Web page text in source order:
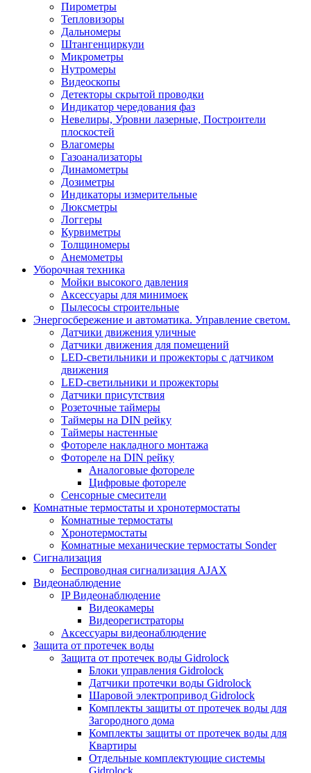
Пирометры
Тепловизоры
Дальномеры
Штангенциркули
Микрометры
Нутромеры
Видеоскопы
Детекторы скрытой проводки
Индикатор чередования фаз
Невелиры, Уровни лазерные, Построители
плоскостей
Влагомеры
Газоанализаторы
Динамометры
Дозиметры
Индикаторы измерительные
Люксметры
Логгеры
Курвиметры
Толщиномеры
Анемометры
Уборочная техника
Мойки высокого давления
Аксессуары для минимоек
Пылесосы строительные
Энергосбережение и автоматика. Управление светом.
Датчики движения уличные
Датчики движения для помещений
LED-светильники и прожекторы с датчиком
движения
LED-светильники и прожекторы
Датчики присутствия
Розеточные таймеры
Таймеры на DIN рейку
Таймеры настенные
Фотореле накладного монтажа
Фотореле на DIN рейку
Аналоговые фотореле
Цифровые фотореле
Сенсорные смесители
Комнатные термостаты и хронотермостаты
Комнатные термостаты
Хронотермостаты
Комнатные механические термостаты Sonder
Сигнализация
Беспроводная сигнализация AJAX
Видеонаблюдение
IP Видеонаблюдение
Видеокамеры
Видеорегистраторы
Аксессуары видеонаблюдение
Защита от протечек воды
Защита от протечек воды Gidrolock
Блоки управления Gidrolock
Датчики протечки воды Gidrolock
Шаровой электропривод Gidrolock
Комплекты защиты от протечек воды для
Загородного дома
Комплекты защиты от протечек воды для
Квартиры
Отдельные комплектующие системы